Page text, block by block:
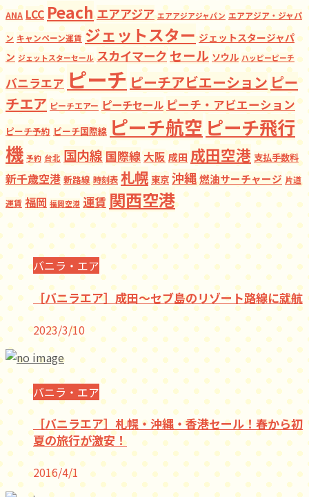
ANA LCC Peach エアアジア エアアジアジャパン エアアジア・ジャパ
ン キャンペーン運賃 ジェットスター ジェットスタージャパ
ン ジェットスターセール スカイマーク セール ソウル ハッピーピーチ
バニラエア ピーチ ピーチアビエーション ピー
チエア ピーチエアー ピーチセール ピーチ・アビエーション
ピーチ予約 ピーチ国際線 ピーチ航空 ピーチ飛行
機 予約 台北 国内線 国際線 大阪 成田 成田空港 支払手数料
新千歳空港 新路線 時刻表 札幌 東京 沖縄燃油サーチャージ 片道
運賃 福岡 福岡空港 運賃 関西空港
バニラ・エア
［バニラエア］成田～セブ島のリゾート路線に就航
2023/3/10
バニラ・エア
［バニラエア］札幌・沖縄・香港セール！春から初
夏の旅行が激安！
2016/4/1